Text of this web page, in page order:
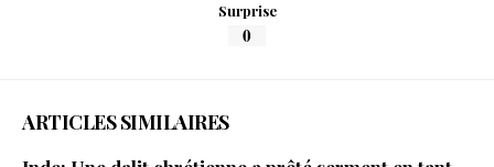
Surprise
0
ARTICLES SIMILAIRES